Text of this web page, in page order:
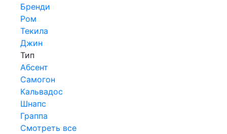
Бренди
Ром
Текила
Джин
Тип
Абсент
Самогон
Кальвадос
Шнапс
Граппа
Смотреть все